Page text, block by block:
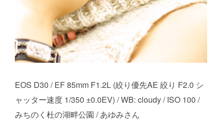
EOS D30 / EF 85mm F1.2L (絞り優先AE 絞り F2.0 シ
ャッター速度 1/350 ±0.0EV) / WB: cloudy / ISO 100 /
みちのく杜の湖畔公園 / あゆみさん